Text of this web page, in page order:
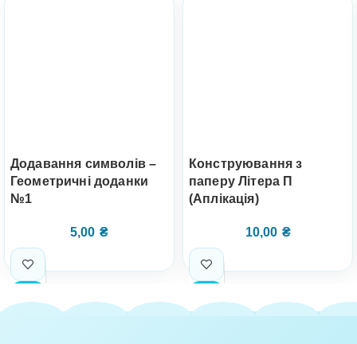
Додавання символів –
Геометричні доданки
№1
5,00 ₴
Конструювання з
паперу Літера П
(Аплікація)
10,00 ₴